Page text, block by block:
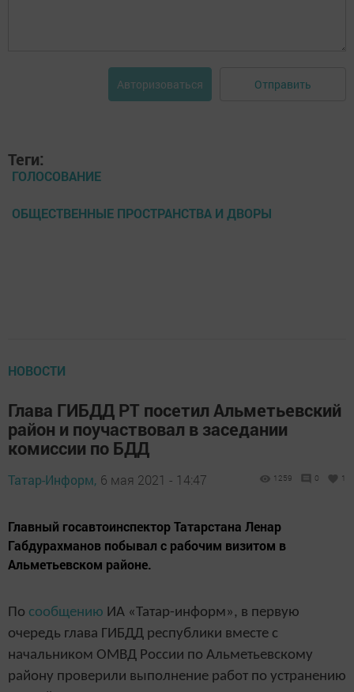
Авторизоваться Отправить
Теги:
ГОЛОСОВАНИЕ
ОБЩЕСТВЕННЫЕ ПРОСТРАНСТВА И ДВОРЫ
НОВОСТИ
Глава ГИБДД РТ посетил Альметьевский
район и поучаствовал в заседании
комиссии по БДД
Татар-Информ, 6 мая 2021 - 14:47 1259 0 1
​​​​​​​Главный госавтоинспектор Татарстана Ленар
Габдурахманов побывал с рабочим визитом в
Альметьевском районе.
По сообщению ИА «Татар-информ», в первую
очередь глава ГИБДД республики вместе с
начальником ОМВД России по Альметьевскому
району проверили выполнение работ по устранению